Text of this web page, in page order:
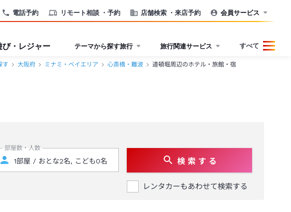
電話予約 リモート相談 ・予約 店舗検索 ・来店予約 会員サービス
び・レジャー テーマから探す旅行 旅行関連サービス すべて
す 大阪府 ミナミ・ベイエリア 心斎橋・難波 道頓堀周辺のホテル・旅館・宿
部屋数・人数
検 索 す る
レンタカーもあわせて検索する